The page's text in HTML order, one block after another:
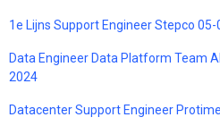
1e Lijns Support Engineer Stepco
Data Engineer Data Platform Team
2024
Datacenter Support Engineer